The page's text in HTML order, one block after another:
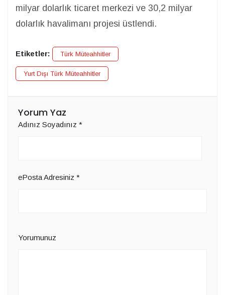
milyar dolarlık ticaret merkezi ve 30,2 milyar
dolarlık havalimanı projesi üstlendi.​​​​​
Etiketler: Türk Müteahhitler
Yurt Dışı Türk Müteahhitler
Yorum Yaz
Adınız Soyadınız *
ePosta Adresiniz *
Yorumunuz